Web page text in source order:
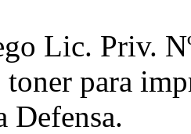
Lic. Priv.
toner para
Defensa.